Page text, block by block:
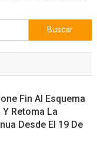
Buscar:
Fin Al Esquema
Retoma La
Desde El 19 De